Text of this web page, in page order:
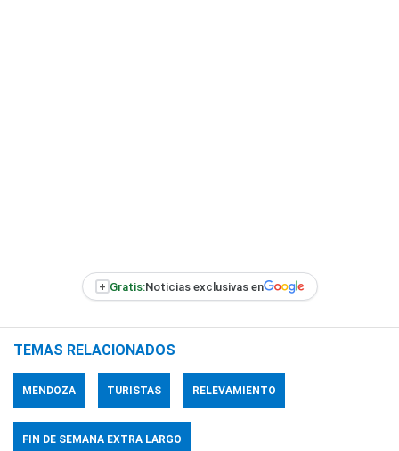
+ Gratis:Noticias exclusivas en
TEMAS RELACIONADOS
MENDOZA TURISTAS RELEVAMIENTO
FIN DE SEMANA EXTRA LARGO